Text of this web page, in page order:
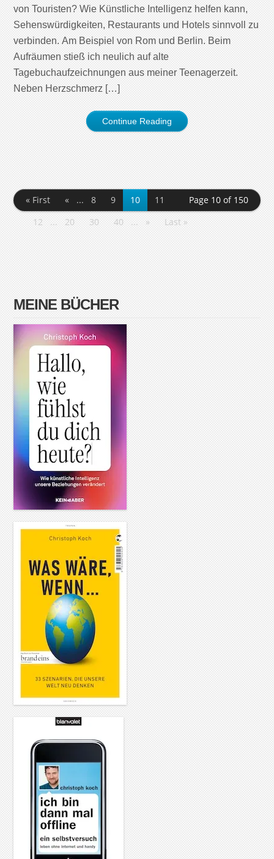
von Touristen? Wie Künstliche Intelligenz helfen kann,
Sehenswürdigkeiten, Restaurants und Hotels sinnvoll zu
verbinden. Am Beispiel von Rom und Berlin. Beim
Aufräumen stieß ich neulich auf alte
Tagebuchaufzeichnungen aus meiner Teenagerzeit.
Neben Herzschmerz […]
Continue Reading
Page 10 of 150
« First « ... 8 9 10
11
12
... 20 30 40 ... » Last »
MEINE BÜCHER